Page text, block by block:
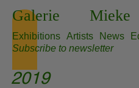
Galerie Mieke
Exhibitions Artists News
Subscribe to newsletter
2019